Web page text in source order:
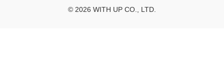
© 2026 WITH UP CO., LTD.